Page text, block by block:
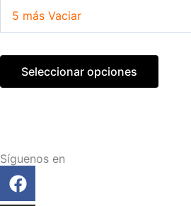
5 más Vaciar
Seleccionar opciones
de
Síguenos en
Facebook
Instagram
Tiktok
Linkedin